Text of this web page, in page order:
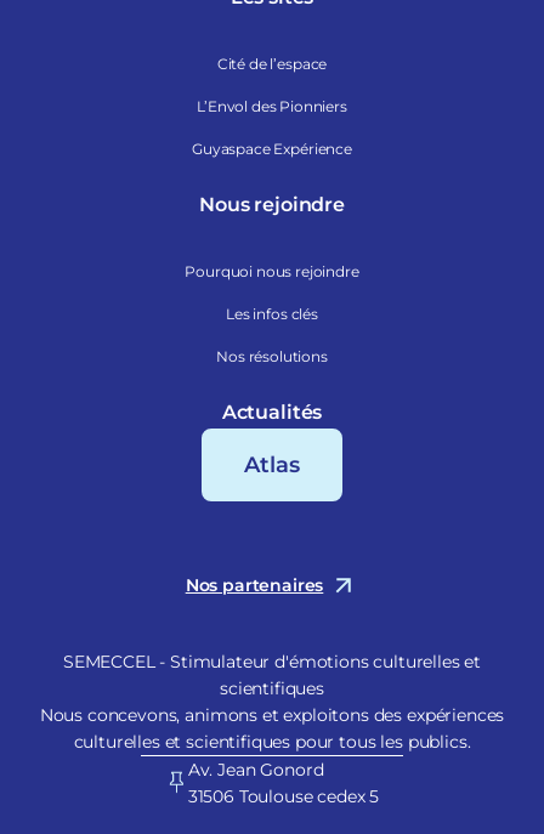
Cité de l’espace
L’Envol des Pionniers
Guyaspace Expérience
Nous rejoindre
Pourquoi nous rejoindre
Les infos clés
Nos résolutions
Actualités
Atlas
Nos partenaires
SEMECCEL - Stimulateur d'émotions culturelles et
scientifiques
Nous concevons, animons et exploitons des expériences
culturelles et scientifiques pour tous les publics.
Av. Jean Gonord
31506 Toulouse cedex 5